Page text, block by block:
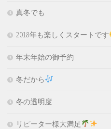
真冬でも
2018年も楽しくスタートです
年末年始の御予約
冬だから
冬の透明度
リピーター様大満足